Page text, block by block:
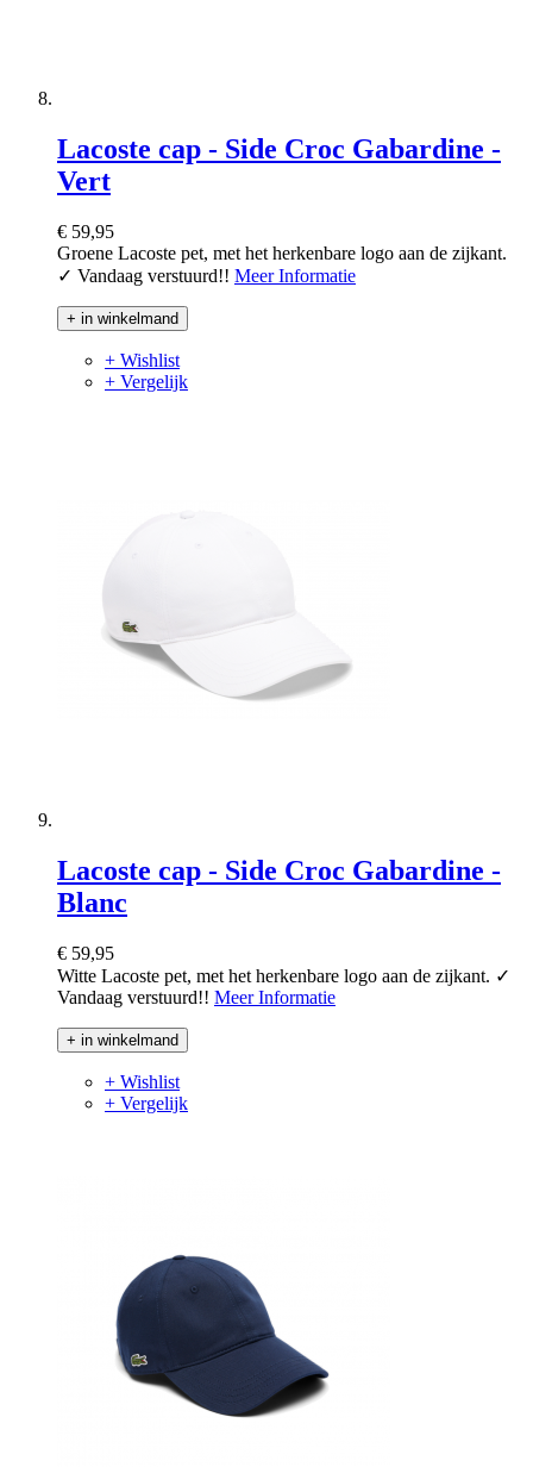
Lacoste cap - Side Croc Gabardine -
Vert
€ 59,95
Groene Lacoste pet, met het herkenbare logo aan de zijkant.
✓ Vandaag verstuurd!! Meer Informatie
+ in winkelmand
+ Wishlist
+ Vergelijk
Lacoste cap - Side Croc Gabardine -
Blanc
€ 59,95
Witte Lacoste pet, met het herkenbare logo aan de zijkant. ✓
Vandaag verstuurd!! Meer Informatie
+ in winkelmand
+ Wishlist
+ Vergelijk